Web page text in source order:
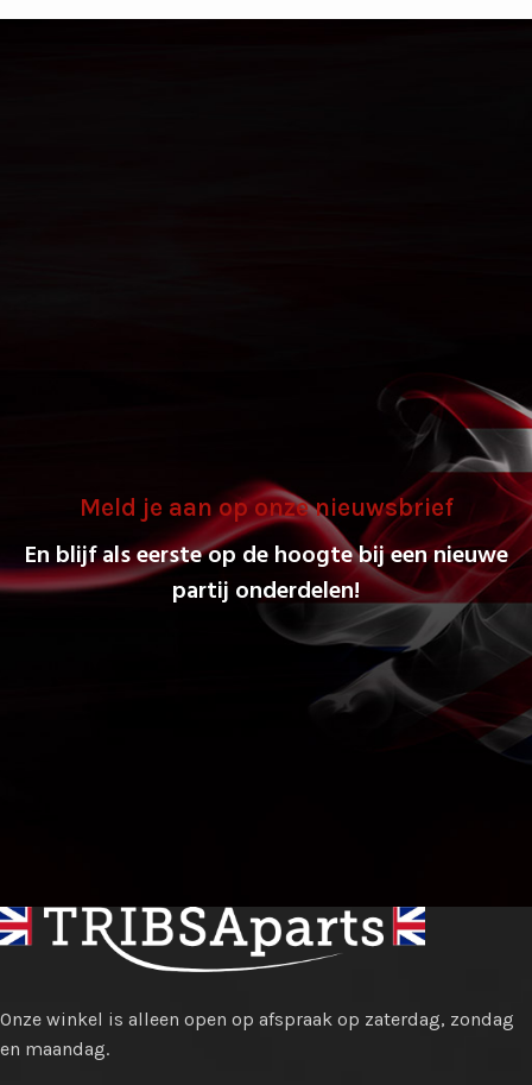
Meld je aan op onze nieuwsbrief
En blijf als eerste op de hoogte bij een nieuwe
partij onderdelen!
Onze winkel is alleen open op afspraak op zaterdag, zondag
en maandag.